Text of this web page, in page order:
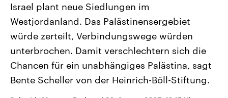
Landtagswahl Sachsen-Anhalt
2026
Alle Informationen
September 2026 einen neuen
Bundesland von einer Koalition aus
USA
Aktuelle Beiträge,
Hintergründe
Wirtschaftlich und
gehören die Vereinigten
mit großem Einfluss auf
Israel plant neue Siedlungen im
Westjordanland. Das Palästinensergebiet
würde zerteilt, Verbindungswege würden
unterbrochen. Damit verschlechtern sich die
Chancen für ein unabhängiges Palästina, sagt
Bente Scheller von der Heinrich-Böll-Stiftung.